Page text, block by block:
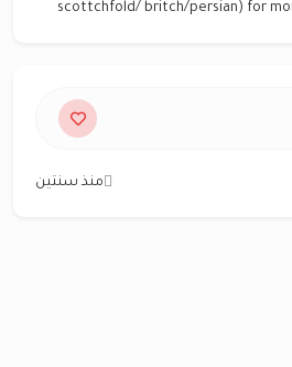
scottchfold/ britch/persian) for
منذ سنتين